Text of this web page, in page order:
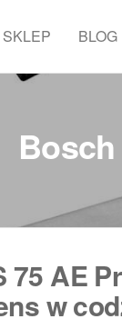
SKLEP BLOG
75 AE
w